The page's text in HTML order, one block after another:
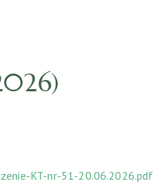
KT-nr-51-20.06.2026.pdf